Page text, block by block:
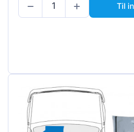
Til